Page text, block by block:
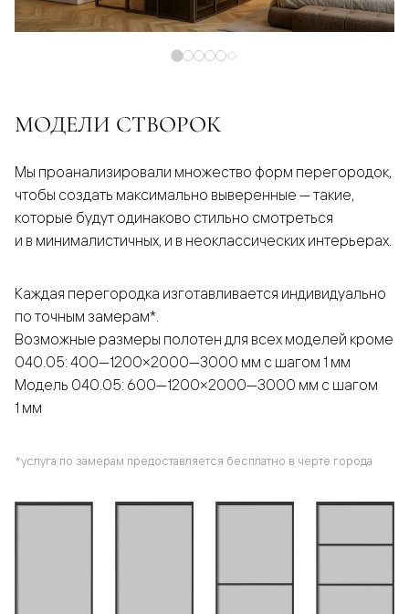
МОДЕЛИ СТВОРОК
Мы проанализировали множество форм перегородок,
чтобы создать максимально выверенные — такие,
которые будут одинаково стильно смотреться
и в минималистичных, и в неоклассических интерьерах.
Каждая перегородка изготавливается индивидуально
по точным замерам*.
Возможные размеры полотен для всех моделей кроме
040.05: 400—1200×2000—3000 мм с шагом 1 мм
Модель 040.05: 600—1200×2000—3000 мм с шагом
1 мм
*услуга по замерам предоставляется бесплатно в черте города